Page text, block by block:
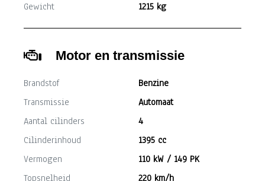
Gewicht
1215 kg
Motor en transmissie
Brandstof
Benzine
Transmissie
Automaat
Aantal cilinders
4
Cilinderinhoud
1395 cc
Vermogen
110 kW / 149 PK
Topsnelheid
220 km/h